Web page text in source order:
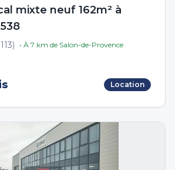
mixte neuf 162m² à
) • À 7 km de Salon-de-Provence
Location